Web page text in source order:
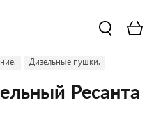
Дизельные пушки.
Ресанта